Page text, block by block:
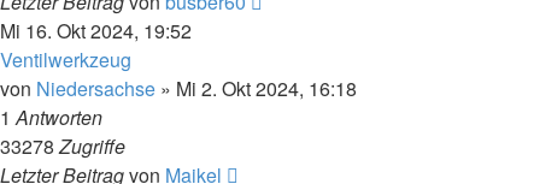
Mi 16. Okt 2024, 19:52
Ventilwerkzeug
von Niedersachse » Mi 2. Okt 2024, 16:18
1Antworten
33278Zugriffe
Letzter Beitragvon Maikel